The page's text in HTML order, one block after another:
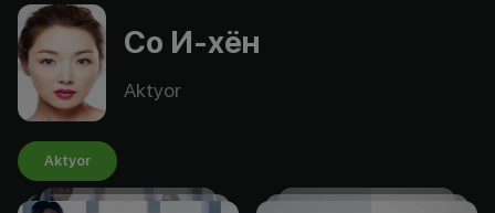
Со И-хён
Aktyor
Aktyor